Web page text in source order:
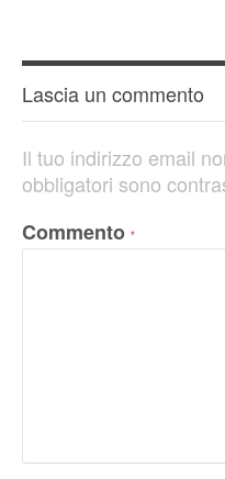
Lascia un commento
Il tuo indirizzo email
obbligatori sono
Commento *